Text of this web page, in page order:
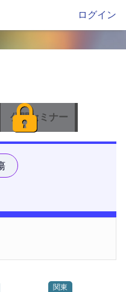
ログイン
公開セミナー
関東